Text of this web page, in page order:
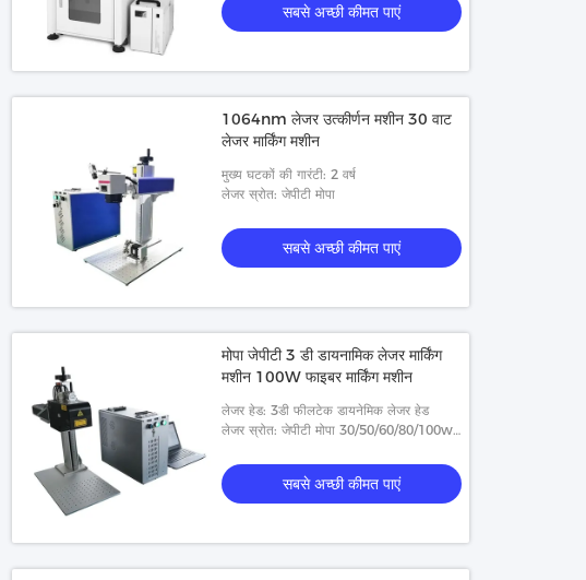
सबसे अच्छी कीमत पाएं
1064nm लेजर उत्कीर्णन मशीन 30 वाट
लेजर मार्किंग मशीन
मुख्य घटकों की गारंटी: 2 वर्ष
लेजर स्रोत: जेपीटी मोपा
सबसे अच्छी कीमत पाएं
मोपा जेपीटी 3 डी डायनामिक लेजर मार्किंग
मशीन 100W फाइबर मार्किंग मशीन
लेजर हेड: 3डी फीलटेक डायनेमिक लेजर हेड
लेजर स्रोत: जेपीटी मोपा 30/50/60/80/100w
सबसे अच्छी कीमत पाएं